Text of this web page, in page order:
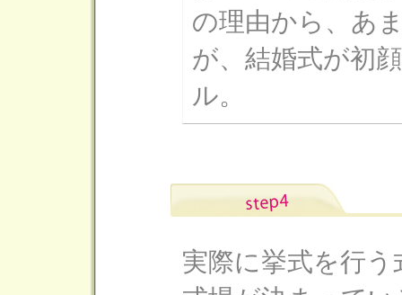
の理由から、あ
が、結婚式が初
ル。
実際に挙式を行